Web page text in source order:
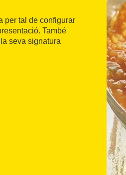
per tal de configurar
També
seva signatura